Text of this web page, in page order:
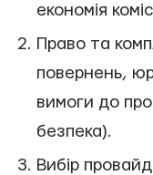
економія
Право та
повернень,
вимоги до
безпека).
Вибір